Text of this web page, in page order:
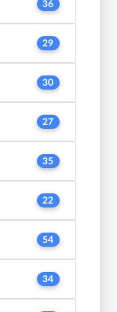
36
29
30
27
35
22
54
34